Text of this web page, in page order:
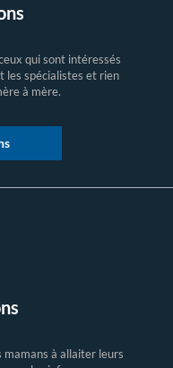
qui sont intéressés
les spécialistes et rien
à mère.
à allaiter leurs